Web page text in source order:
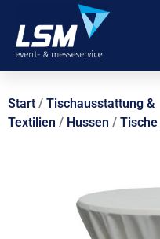
Start / Tischausstattung &
Textilien / Hussen / Tische